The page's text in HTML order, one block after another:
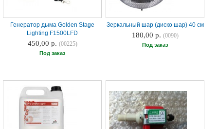
Генератор дыма Golden Stage
Lighting F1500LFD
450,00 р. (00225)
Под заказ
Зеркальный шар (диско шар) 40 см
180,00 р. (0090)
Под заказ